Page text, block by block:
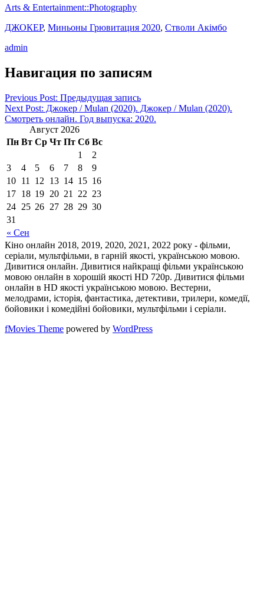
Arts & Entertainment::Photography
ДЖОКЕР, Миньоны Грювитация 2020, Стволи Акімбо
admin
Навигация по записям
Previous Post: Предыдущая запись
Next Post: Джокер / Mulan (2020). Джокер / Mulan (2020).
Смотреть онлайн. Год выпуска: 2020.
Август 2026
Пн Вт Ср Чт Пт Сб Вс
« Сен
1
2
3
4 5 6 7 8
9
10 11 12 13 14 15 16
17 18 19 20 21 22 23
24 25 26 27 28 29 30
31
Кіно онлайн 2018, 2019, 2020, 2021, 2022 року - фільми,
серіали, мультфільми, в гарній якості, українською мовою.
Дивитися онлайн. Дивитися найкращі фільми українською
мовою онлайн в хорошій якості HD 720p. Дивитися фільми
онлайн в HD якості українською мовою. Вестерни,
мелодрами, історія, фантастика, детективи, трилери, комедії,
бойовики і комедійні бойовики, мультфільми і серіали.
fMovies Theme powered by WordPress